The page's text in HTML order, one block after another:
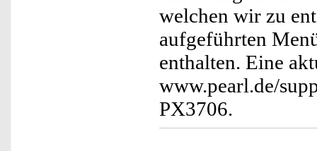
welchen wir zu
aufgeführten
enthalten. Eine
www.pearl.de/
PX3706.